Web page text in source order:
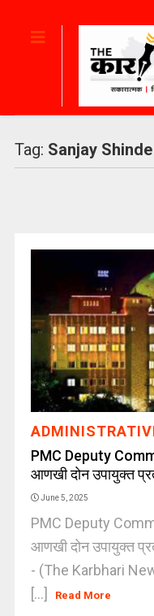
Tag: Sanjay Shinde
PMC Deputy
आणखी दोन उपायुक्त
June 5, 2025
PMC Deputy
आणखी दोन उपायुक्त
- (The Karbhari
[...]
Read More